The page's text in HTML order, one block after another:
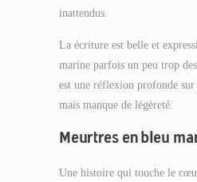
inattendus.
La écriture est belle et
marine parfois un peu trop
est une réflexion profonde
mais manque de légèreté.
Meurtres en bleu
Une histoire qui touche le